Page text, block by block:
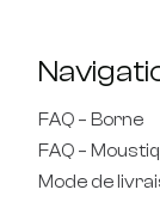
FAQ – Borne
FAQ –
Mode de